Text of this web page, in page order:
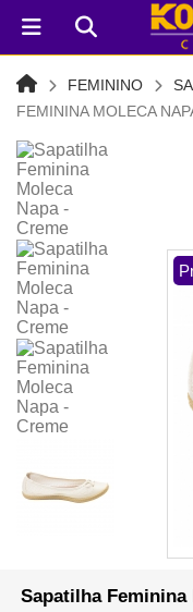
FEMININO
FEMININA MOLECA
Sapatilha Feminina